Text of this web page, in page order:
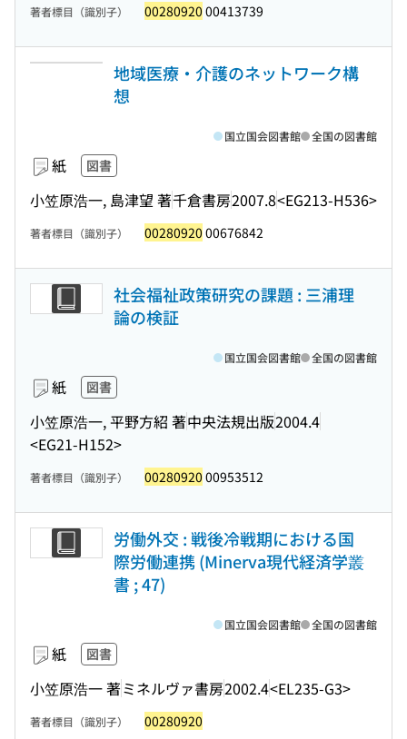
著者標目（識別子） 00280920 00413739
地域医療・介護のネットワーク構
想
紙 図書
小笠原浩一, 島津望 著千倉書房2007.8<EG213-H536>
国立国会図書館 全国の図書館
著者標目（識別子） 00280920 00676842
社会福祉政策研究の課題 : 三浦理
論の検証
紙 図書
小笠原浩一, 平野方紹 著中央法規出版2004.4
<EG21-H152>
国立国会図書館 全国の図書館
著者標目（識別子） 00280920 00953512
労働外交 : 戦後冷戦期における国
際労働連携 (Minerva現代経済学叢
書 ; 47)
紙 図書
小笠原浩一 著ミネルヴァ書房2002.4<EL235-G3>
国立国会図書館 全国の図書館
著者標目（識別子） 00280920